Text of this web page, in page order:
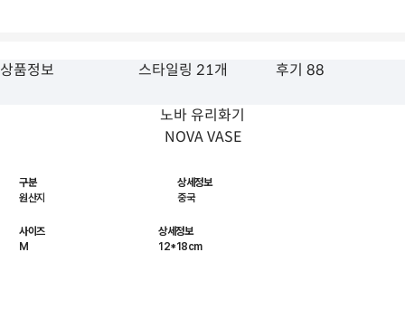
상품정보 스타일링 21개 후기 88
노바 유리화기
NOVA VASE
구분
상세정보
원산지
중국
사이즈
상세정보
M
12*18cm